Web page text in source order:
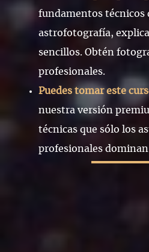
fundamentos técnicos
astrofotografía,
sencillos. Obtén
profesionales.
Puedes tomar este
nuestra versión
técnicas que sólo los
profesionales